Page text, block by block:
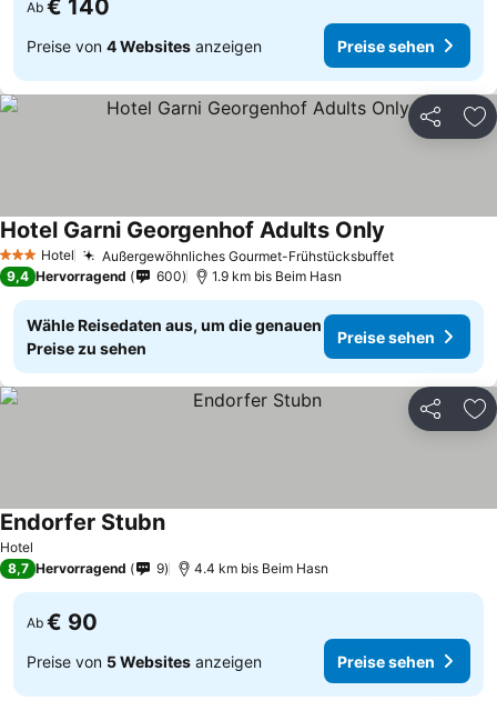
Ab € 140
Preise von 4 Websites anzeigen Preise sehen
Teilen
3 SterneHotel Außergewöhnliches Gourmet-Frühstücksbuffet
Hotel Garni Georgenhof Adults Only
9,4 Hervorragend 600 1.9 km bis Beim Hasn
Wähle Reisedaten aus, um die genauen
Preise zu sehen
Preise sehen
Teilen
Hotel
Endorfer Stubn
8,7 Hervorragend 9 4.4 km bis Beim Hasn
Ab € 90
Preise von 5 Websites anzeigen Preise sehen